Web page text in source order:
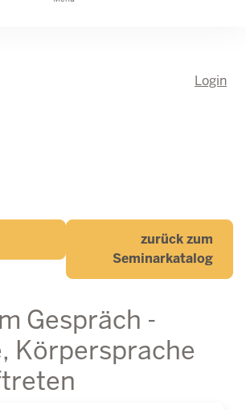
Login
zurück zum
Seminarkatalog
Gespräch -
Körpersprache